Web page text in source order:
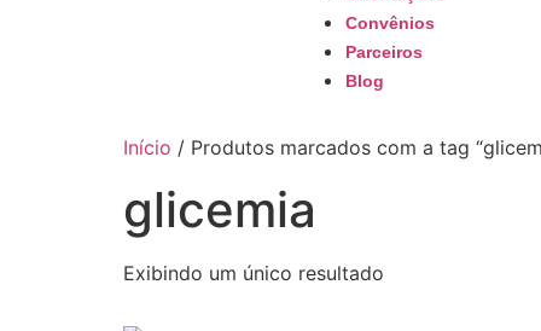
Convênios
Parceiros
Blog
Início / Produtos marcados com a tag
glicemia
Exibindo um único resultado